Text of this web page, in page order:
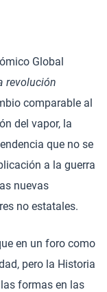
Global
revolución
comparable al
del vapor, la
que no se
a la guerra
nuevas
no estatales.
en un foro como
pero la Historia
formas en las